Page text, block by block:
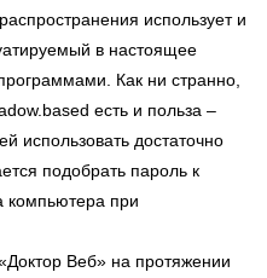
использует и
в настоящее
Как ни странно,
есть и польза –
использовать достаточно
подобрать пароль к
компьютера при
Веб» на протяжении